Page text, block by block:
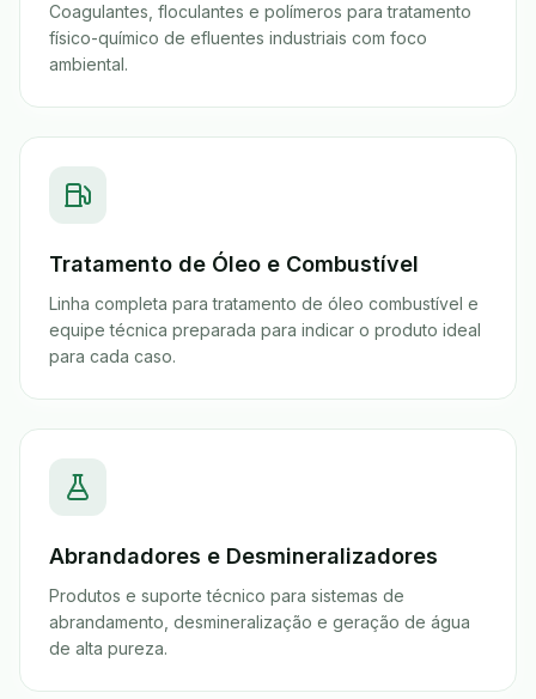
Coagulantes, floculantes e polímeros para tratamento
físico-químico de efluentes industriais com foco
ambiental.
Tratamento de Óleo e Combustível
Linha completa para tratamento de óleo combustível e
equipe técnica preparada para indicar o produto ideal
para cada caso.
Abrandadores e Desmineralizadores
Produtos e suporte técnico para sistemas de
abrandamento, desmineralização e geração de água
de alta pureza.